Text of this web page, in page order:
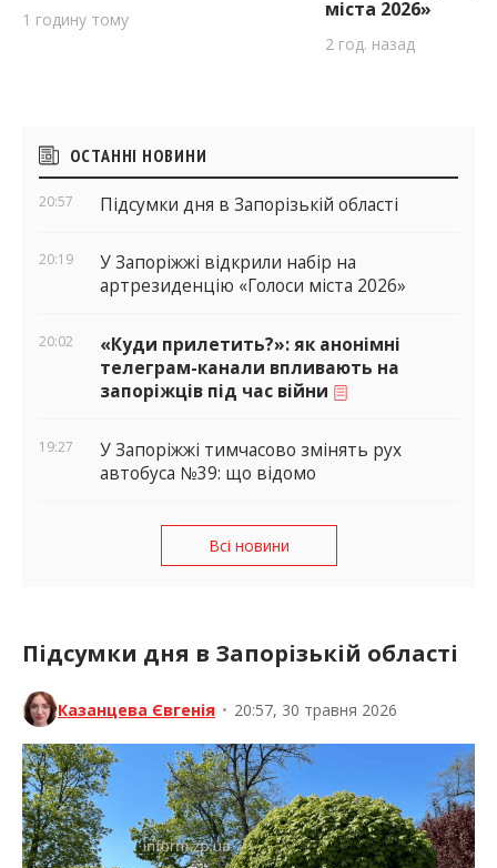
1 годину тому
міста 2026»
2 год. назад
Бічні
віджети
ОСТАННІ НОВИНИ
20:57 Підсумки дня в Запорізькій області
20:19
У Запоріжжі відкрили набір на
артрезиденцію «Голоси міста 2026»
20:02
«Куди прилетить?»: як анонімні
телеграм-канали впливають на
запоріжців під час війни
19:27
У Запоріжжі тимчасово змінять рух
автобуса №39: що відомо
Всі новини
Підсумки дня в Запорізькій області
Казанцева Євгенія • 20:57, 30 травня 2026